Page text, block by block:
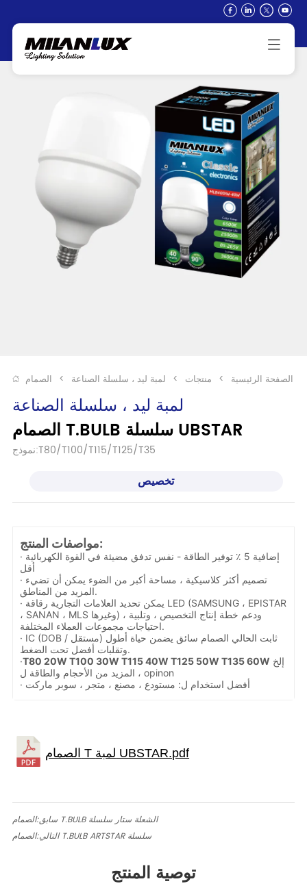
الصفحة الرئيسية > منتجات > لمبة ليد ، سلسلة الصناعة >
لمبة ليد ، سلسلة الصناعة
الصمام T.BULB سلسلة UBSTAR
نموذج:T80/T100/T115/T125/T35
تخصيص
مواصفات المنتج:
· إضافية 5 ٪ توفير الطاقة - نفس تدفق مضيئة في القوة الكهربائية
أقل
· تصميم أكثر كلاسيكية ، مساحة أكبر من الضوء يمكن أن تضيء
المزيد من المناطق.
· يمكن تحديد العلامات التجارية رقاقة LED (SAMSUNG ، EPISTAR
، SANAN ، MLS وغيرها) ، ودعم خطة إنتاج التخصيص ، وتلبية
احتياجات مجموعات العملاء المختلفة.
· IC (DOB / مستقل) ثابت الحالي الصمام سائق يضمن حياة أطول
وتقلبات أفضل تحت الضغط.
·T80 20W T100 30W T115 40W T125 50W T135 60W
، المزيد من الأحجام والطاقة ل opinon
· أفضل استخدام ل: مستودع ، مصنع ، متجر ، سوبر ماركت
سابق:
الصمام T.BULB الشعلة ستار سلسلة
التالي:
الصمام T.BULB ARTSTAR سلسلة
توصية المنتج